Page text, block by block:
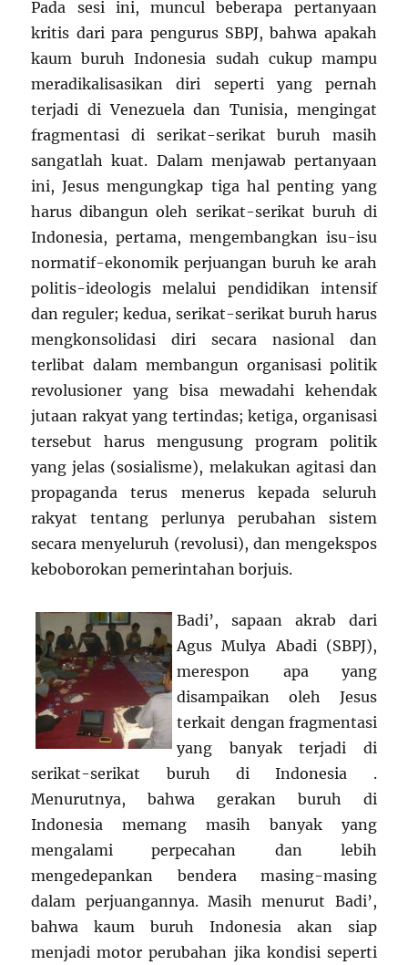
Pada sesi ini, muncul beberapa pertanyaan
kritis dari para pengurus SBPJ, bahwa apakah
kaum buruh Indonesia sudah cukup mampu
meradikalisasikan diri seperti yang pernah
terjadi di Venezuela dan Tunisia, mengingat
fragmentasi di serikat-serikat buruh masih
sangatlah kuat. Dalam menjawab pertanyaan
ini, Jesus mengungkap tiga hal penting yang
harus dibangun oleh serikat-serikat buruh di
Indonesia, pertama, mengembangkan isu-isu
normatif-ekonomik perjuangan buruh ke arah
politis-ideologis melalui pendidikan intensif
dan reguler; kedua, serikat-serikat buruh harus
mengkonsolidasi diri secara nasional dan
terlibat dalam membangun organisasi politik
revolusioner yang bisa mewadahi kehendak
jutaan rakyat yang tertindas; ketiga, organisasi
tersebut harus mengusung program politik
yang jelas (sosialisme), melakukan agitasi dan
propaganda terus menerus kepada seluruh
rakyat tentang perlunya perubahan sistem
secara menyeluruh (revolusi), dan mengekspos
keboborokan pemerintahan borjuis.
Badi’, sapaan akrab dari
Agus Mulya Abadi (SBPJ),
merespon apa yang
disampaikan oleh Jesus
terkait dengan fragmentasi
yang banyak terjadi di
serikat-serikat buruh di Indonesia .
Menurutnya, bahwa gerakan buruh di
Indonesia memang masih banyak yang
mengalami perpecahan dan lebih
mengedepankan bendera masing-masing
dalam perjuangannya. Masih menurut Badi’,
bahwa kaum buruh Indonesia akan siap
menjadi motor perubahan jika kondisi seperti